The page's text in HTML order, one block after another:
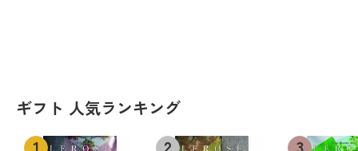
ギフト 人気ランキング